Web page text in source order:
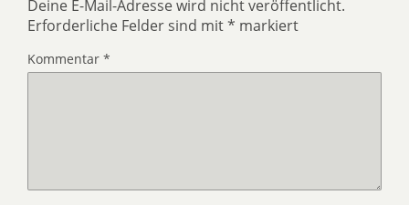
Deine E-Mail-Adresse wird nicht veröffentlicht.
Erforderliche Felder sind mit* markiert
Kommentar *